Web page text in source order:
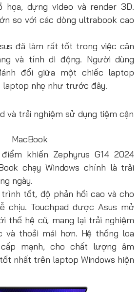
họa, dựng video và render 3D.
so với các dòng ultrabook cao
đã làm rất tốt trong việc cân
và tính di động. Người dùng
đổi giữa một chiếc laptop
laptop nhẹ như trước đây.
và trải nghiệm sử dụng tiệm cận
MacBook
khiến Zephyrus G14 2024
chạy Windows chính là trải
ngày.
tốt, độ phản hồi cao và cho
chịu. Touchpad được Asus mở
thế hệ cũ, mang lại trải nghiệm
và thoải mái hơn. Hệ thống loa
mạnh, cho chất lượng âm
nhất trên laptop Windows hiện